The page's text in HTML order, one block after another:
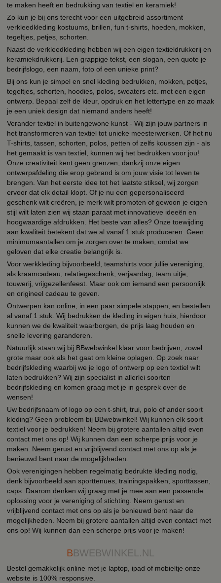
te maken heeft en bedrukking van textiel en keramiek!
Zo kun je bij ons terecht voor een uitgebreid assortiment
verkleedkleding kostuums, brillen, fun t-shirts, hoeden, mokken,
tegeltjes, petjes, schorten.
Naast de verkleedkleding hebben wij een eigen textieldrukkerij en
keramiekdrukkerij. Een grappige tekst, een slogan, een quote je
bedrijfslogo, een naam, foto of een unieke print?
Bij ons kun je simpel en snel kleding bedrukken, mokken, petjes,
tegeltjes, schorten, hoodies, polos, sweaters etc. met een eigen
ontwerp. Bepaal zelf de kleur, opdruk en het lettertype en zo maak
je een uniek design dat niemand anders heeft!
Verander textiel in buitengewone kunst - Wij zijn jouw partners in
het transformeren van textiel tot unieke meesterwerken. Of het nu
T-shirts, tassen, schorten, polos, petten of zelfs koussen zijn - als
het gemaakt is van textiel, kunnen wij het bedrukken voor jou!
Onze creativiteit kent geen grenzen, dankzij onze eigen
ontwerpafdeling die erop gebrand is om jouw visie tot leven te
brengen. Van het eerste idee tot het laatste stiksel, wij zorgen
ervoor dat elk detail klopt. Of je nu een gepersonaliseerd
geschenk wilt creëren, je merk wilt promoten of gewoon je eigen
stijl wilt laten zien wij staan paraat met innovatieve ideeën en
hoogwaardige afdrukken. Het beste van alles? Onze toewijding
aan kwaliteit betekent dat we al vanaf 1 stuk produceren. Geen
minimumaantallen om je zorgen over te maken, omdat we
geloven dat elke creatie belangrijk is.
Voor werkkleding bijvoorbeeld, teamshirts voor jullie vereniging,
als kraamcadeau, relatiegeschenk, verjaardag, team uitje,
touwerij, vrijgezellenfeest. Maar ook om iemand een persoonlijk
en origineel cadeau te geven.
Ontwerpen kan online, in een paar simpele stappen, en bestellen
al vanaf 1 stuk. Wij bedrukken de kleding in eigen huis, hierdoor
kunnen we de kwaliteit waarborgen, de prijs laag houden en
snelle levering garanderen.
Natuurlijk staan wij bij BBwebwinkel klaar voor bedrijven, zowel
grote maar ook als het gaat om kleine oplagen. Op zoek naar
bedrijfskleding waarbij we je logo of ontwerp op een textiel wilt
laten bedrukken? Wij zijn specialist in allerlei soorten
bedrijfskleding en komen graag met je in gesprek over de
wensen!
Uw bedrijfsnaam of logo op een t-shirt, trui, polo of ander soort
kleding? Geen probleem bij BBwebwinkel! Wij kunnen elk soort
textiel voor je bedrukken! Neem bij grotere aantallen altijd even
contact met ons op! Wij kunnen dan een scherpe prijs voor je
maken. Neem gerust en vrijblijvend contact met ons op als je
benieuwd bent naar de mogelijkheden.
Ook verenigingen hebben regelmatig bedrukte kleding nodig,
denk bijvoorbeeld aan sporttenues, trainingspakken, sporttassen,
caps. Daarom denken wij graag met je mee aan een passende
oplossing voor je vereniging of stichting. Neem gerust en
vrijblijvend contact met ons op als je benieuwd bent naar de
mogelijkheden. Neem bij grotere aantallen altijd even contact met
ons op! Wij kunnen dan een scherpe prijs voor je maken!
BBWEBWINKEL.NL
Bestel gemakkelijk online met je laptop, ipad of mobieltje onze
website is 100% responsive.